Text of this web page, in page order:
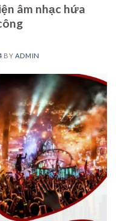
âm nhạc hứa
BY ADMIN